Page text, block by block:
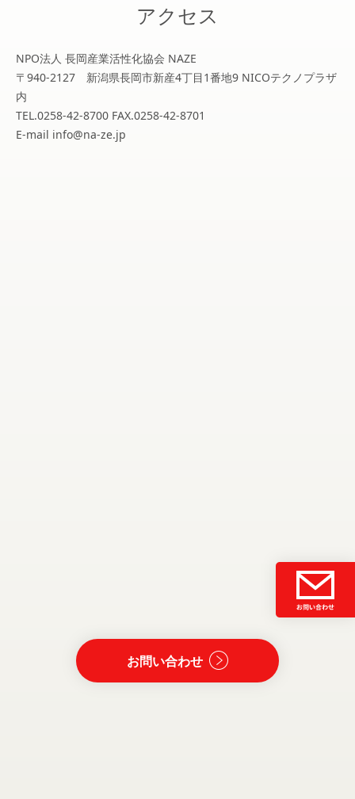
アクセス
NPO法人 長岡産業活性化協会 NAZE
〒940-2127 新潟県長岡市新産4丁目1番地9 NICOテクノプラザ
内
TEL.0258-42-8700 FAX.0258-42-8701
E-mail info@na-ze.jp
お問い合わせ